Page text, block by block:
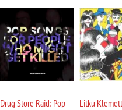
Drug Store Raid: Pop
Litku